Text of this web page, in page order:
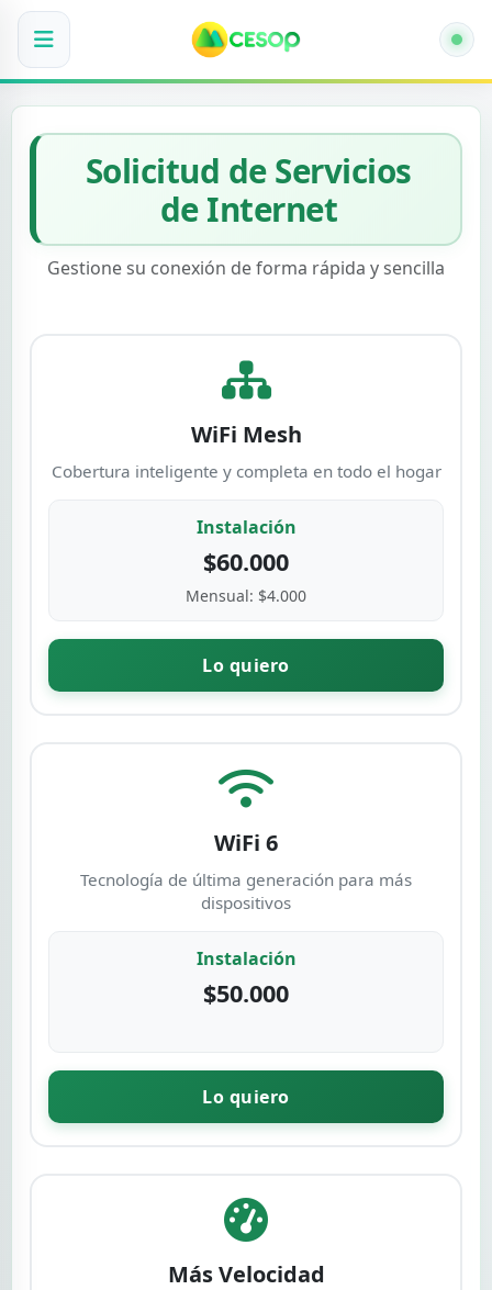
Solicitud de Servicios
de Internet
Gestione su conexión de forma rápida y sencilla
WiFi Mesh
Cobertura inteligente y completa en todo el hogar
Instalación
$60.000
Mensual: $4.000
Lo quiero
WiFi 6
Tecnología de última generación para más
dispositivos
Instalación
$50.000
Lo quiero
Más Velocidad